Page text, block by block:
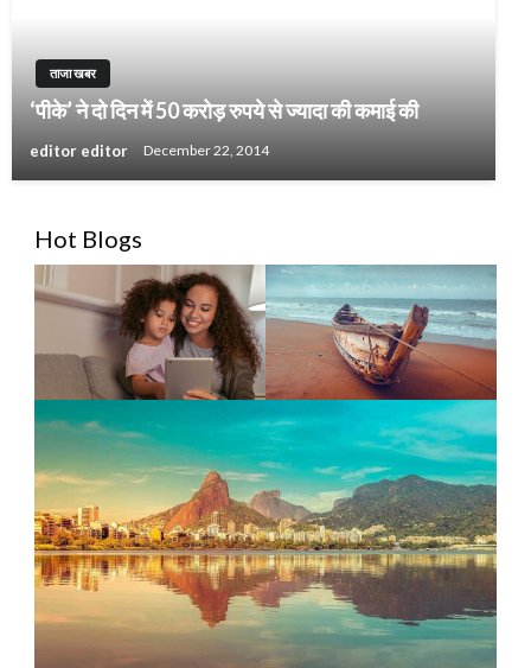
ताजा खबर
‘पीके’ ने दो दिन में 50 करोड़ रुपये से ज्‍यादा की कमाई की
editor editor December 22, 2014
Hot Blogs